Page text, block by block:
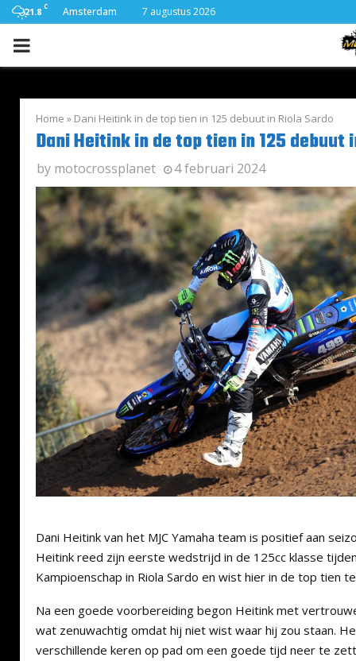
21.8 C Amsterdam 7 augustus 2026
PRIMARY
Home » Dani Heitink in de top tien in 125 debuut in Riola Sardo
Dani Heitink in de top tien in 125 debuut
by motocrossplanet 4 februari 2024
Dani Heitink van het MJC Yamaha team is positief aan
Heitink reed zijn eerste wedstrijd in de 125cc klasse
Kampioenschap in Riola Sardo en wist hier in de top tien
Na een goede voorbereiding begon Heitink met
wat zenuwachtig omdat hij niet wist waar hij zou staan.
verschillende keren op pad om een goede tijd neer te